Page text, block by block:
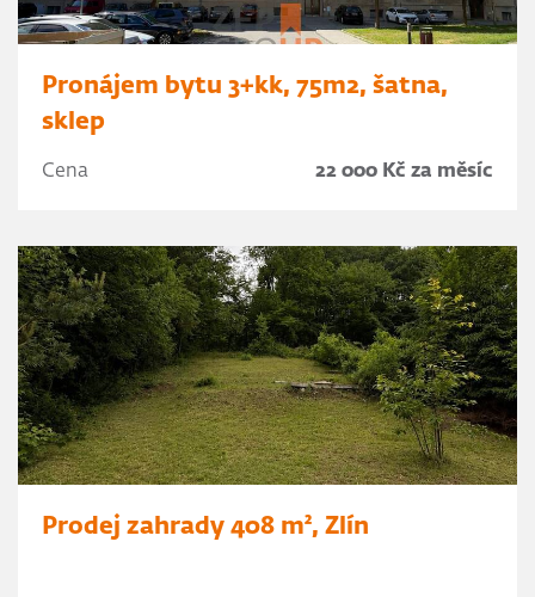
Pronájem bytu 3+kk, 75m2, šatna,
sklep
Cena 22 000 Kč za měsíc
Prodej zahrady 408 m², Zlín